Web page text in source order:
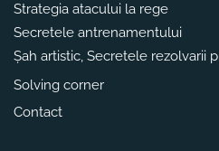
Strategia atacului la rege
Secretele antrenamentului
Șah artistic, Secretele rezolvarii
Solving corner
Contact